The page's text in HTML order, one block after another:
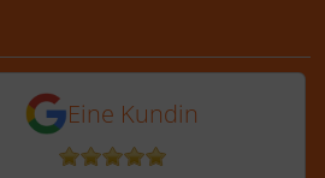
vor 13 Tagen
5 Sternen von
Eine Kundin